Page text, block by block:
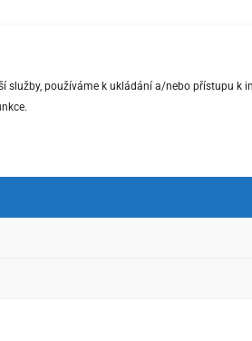
služby, používáme k ukládání a/nebo přístupu